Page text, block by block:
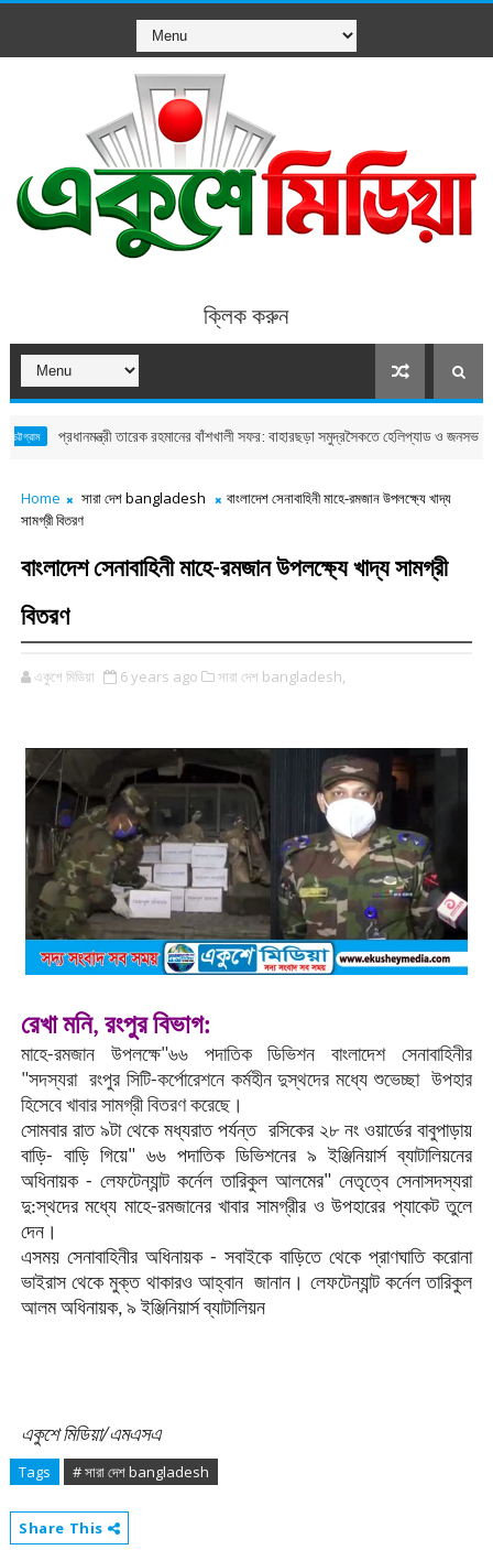
ক্লিক করুন
প্রধানমন্ত্রী তারেক রহমানের বাঁশখালী সফর: বাহারছড়া সমুদ্রসৈকতে হেলিপ্যাড ও জনসভাস্থল চূড়ান্ত
Home সারা দেশ bangladesh
বাংলাদেশ সেনাবাহিনী মাহে-রমজান উপলক্ষ্যে খাদ্য
সামগ্রী বিতরণ
বাংলাদেশ সেনাবাহিনী মাহে-রমজান উপলক্ষ্যে খাদ্য সামগ্রী
বিতরণ
একুশে মিডিয়া 6 years ago সারা দেশ bangladesh,
রেখা মনি, রংপুর বিভাগ:
মাহে-রমজান উপলক্ষে"৬৬ পদাতিক ডিভিশন বাংলাদেশ সেনাবাহিনীর
"সদস্যরা রংপুর সিটি-কর্পোরেশনে কর্মহীন দুস্থদের মধ্যে শুভেচ্ছা উপহার
হিসেবে খাবার সামগ্রী বিতরণ করেছে।
সোমবার রাত ৯টা থেকে মধ্যরাত পর্যন্ত রসিকের ২৮ নং ওয়ার্ডের বাবুপাড়ায়
বাড়ি- বাড়ি গিয়ে" ৬৬ পদাতিক ডিভিশনের ৯ ইঞ্জিনিয়ার্স ব্যাটালিয়নের
অধিনায়ক - লেফটেন্যান্ট কর্নেল তারিকুল আলমের" নেতৃত্বে সেনাসদস্যরা
দু:স্থদের মধ্যে মাহে-রমজানের খাবার সামগ্রীর ও উপহারের প্যাকেট তুলে
দেন।
এসময় সেনাবাহিনীর অধিনায়ক - সবাইকে বাড়িতে থেকে প্রাণঘাতি করোনা
ভাইরাস থেকে মুক্ত থাকারও আহ্বান জানান। লেফটেন্যান্ট কর্নেল তারিকুল
আলমঅধিনায়ক, ৯ ইঞ্জিনিয়ার্স ব্যাটালিয়ন
একুশে মিডিয়া/এমএসএ
Tags # সারা দেশ bangladesh
Share This